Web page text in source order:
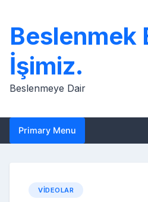
content
Beslenmek
İşimiz.
Beslenmeye Dair
Primary Menu
VIDEOLAR